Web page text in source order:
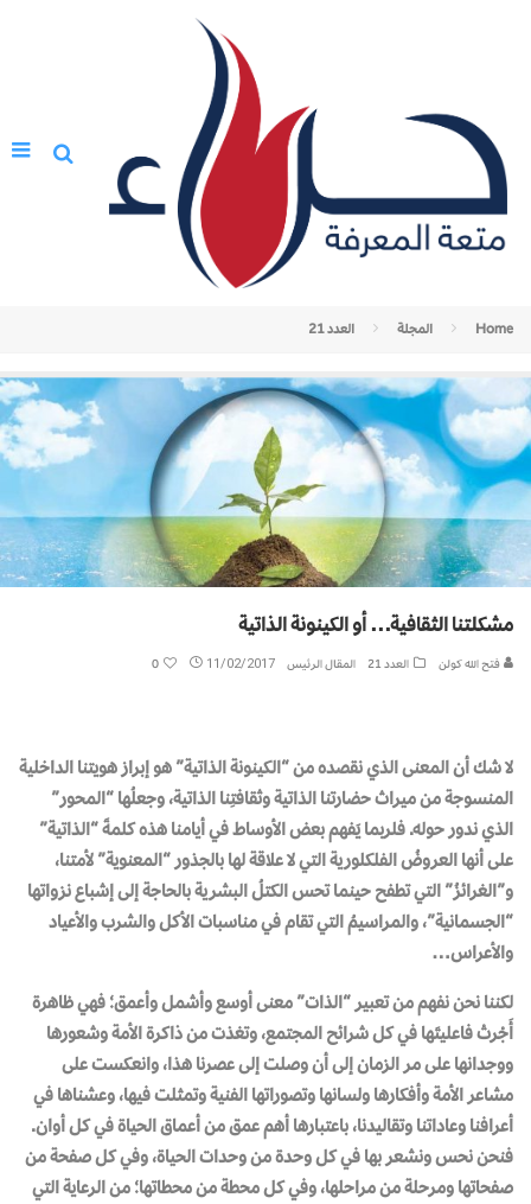
Home المجلة العدد 21
مشكلتنا الثقافية… أو الكينونة الذاتية
فتح الله كولن العدد 21 المقال الرئيس 11/02/2017
0
لا شك أن المعنى الذي نقصده من “الكينونة الذاتية” هو إبراز هويتنا الداخلية
المنسوجة من ميراث حضارتنا الذاتية وثقافتِنا الذاتية، وجعلُها “المحور”
الذي ندور حوله. فلربما يَفهم بعض الأوساط في أيامنا هذه كلمةَ “الذاتية”
على أنها العروضُ الفلكلورية التي لا علاقة لها بالجذور “المعنوية” لأمتنا،
و”الغرائزُ” التي تطفح حينما تحس الكتلُ البشرية بالحاجة إلى إشباع نزواتها
“الجسمانية”، والمراسيمُ التي تقام في مناسبات الأكل والشرب والأعياد
والأعراس…
لكننا نحن نفهم من تعبير “الذات” معنى أوسع وأشمل وأعمق؛ فهي ظاهرة
أَجْرتْ فاعليتَها في كل شرائح المجتمع، وتغذت من ذاكرة الأمة وشعورها
ووجدانها على مر الزمان إلى أن وصلت إلى عصرنا هذا، وانعكست على
مشاعر الأمة وأفكارها ولسانها وتصوراتها الفنية وتمثلت فيها، وعشناها في
أعرافنا وعاداتنا وتقاليدنا، باعتبارها أهم عمق من أعماق الحياة في كل أوان.
فنحن نحس ونشعر بها في كل وحدة من وحدات الحياة، وفي كل صفحة من
صفحاتها ومرحلة من مراحلها، وفي كل محطة من محطاتها؛ من الرعاية التي